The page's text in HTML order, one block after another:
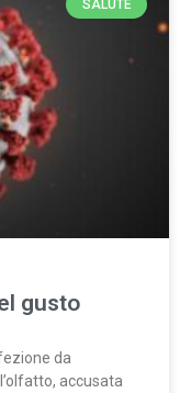
SALUTE
gusto
da
accusata